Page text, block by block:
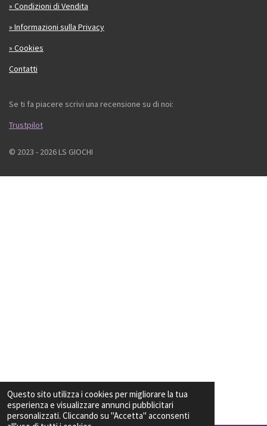
Questo sito utilizza i cookies per migliorare la tua
esperienza e visualizzare annunci pubblicitari
personalizzati. Cliccando su "Accetta" acconsenti
» Condizioni di Vendita
» Informazioni sulla Privacy
» Cookies
Contatti
Se ti fa piacere scrivi una recensione su di noi:
Trustpilot
© 2023 - 2026 LS GIOCHI